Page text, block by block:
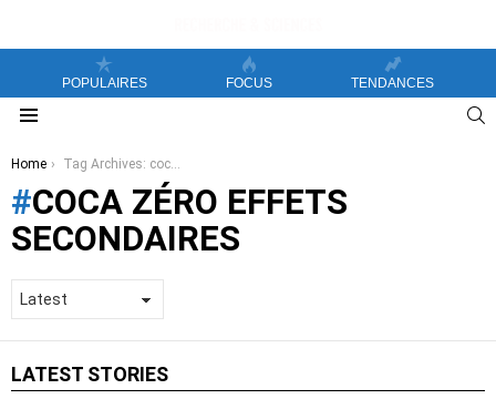
POPULAIRES FOCUS TENDANCES
You are here:
Home Tag Archives: coca zéro effets secondaires
COCA ZÉRO EFFETS
SECONDAIRES
LATEST STORIES